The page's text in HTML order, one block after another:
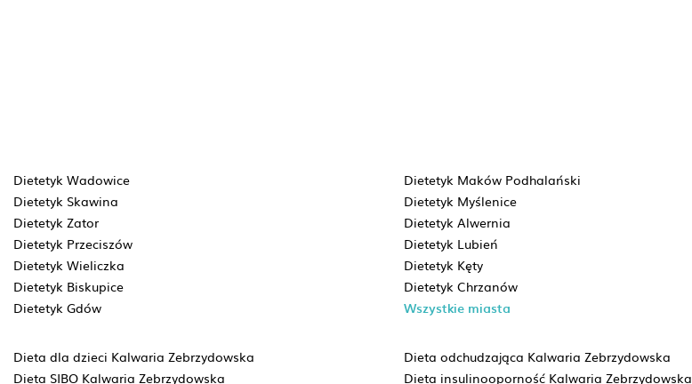
Dietetyk Wadowice Dietetyk Maków Podhalański
Dietetyk Skawina
Dietetyk Myślenice
Dietetyk Zator
Dietetyk Alwernia
Dietetyk Przeciszów
Dietetyk Lubień
Dietetyk Wieliczka
Dietetyk Kęty
Dietetyk Biskupice
Dietetyk Chrzanów
Dietetyk Gdów
Wszystkie miasta
Dieta dla dzieci Kalwaria Zebrzydowska Dieta odchudzająca Kalwaria Zebrzydowska
Dieta SIBO Kalwaria Zebrzydowska
Dieta insulinooporność Kalwaria Zebrzydowska